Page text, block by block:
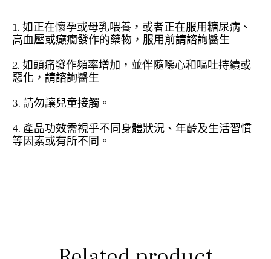
1. 如正在懷孕或母乳喂養，或者正在服用糖尿病、
高血壓或癲癇發作的藥物，服用前請諮詢醫生
2. 如頭痛發作頻率增加，並伴隨噁心和嘔吐持續或
惡化，請諮詢醫生
3. 請勿讓兒童接觸。
4. 產品功效需視乎不同身體狀況、年齡及生活習慣
等因素或有所不同。